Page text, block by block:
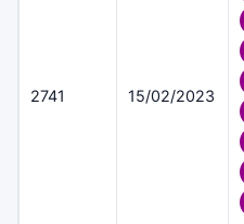
2741 15/02/2023